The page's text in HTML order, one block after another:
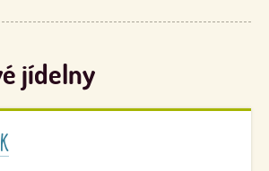
jídelny